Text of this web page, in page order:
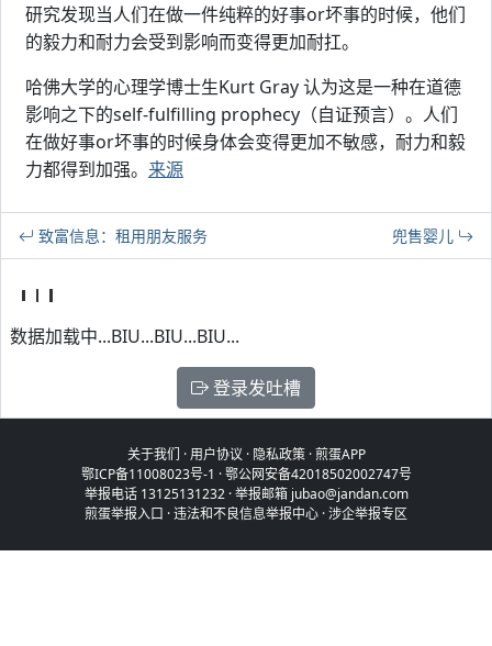
研究发现当人们在做一件纯粹的好事or坏事的时候，他们
的毅力和耐力会受到影响而变得更加耐扛。
哈佛大学的心理学博士生Kurt Gray 认为这是一种在道德
影响之下的self-fulfilling prophecy（自证预言）。人们
在做好事or坏事的时候身体会变得更加不敏感，耐力和毅
力都得到加强。 来源
致富信息：租用朋友服务 兜售婴儿
数据加载中...BIU...BIU...BIU...
登录发吐槽
关于我们 ·用户协议 · 隐私政策·煎蛋APP
鄂ICP备11008023号-1 ·鄂公网安备42018502002747号
举报电话 13125131232 · 举报邮箱 jubao@jandan.com
煎蛋举报入口 ·违法和不良信息举报中心 ·涉企举报专区